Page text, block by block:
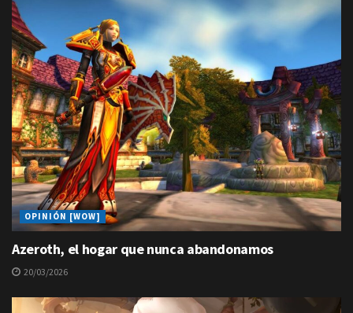
OPINIÓN [WOW]
Azeroth, el hogar que nunca abandonamos
20/03/2026